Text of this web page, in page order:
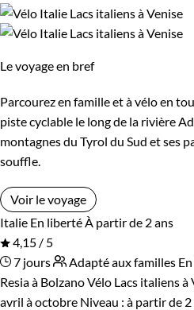
Le voyage en bref
Parcourez en famille et à vélo en
piste cyclable le long de la rivière
montagnes du Tyrol du Sud et ses
souffle.
Voir le voyage
Italie En liberté À partir de 2 ans
4,15 / 5
7 jours
Adapté aux familles
Resia à BolzanoVélo Lacs italiens à
avril à octobre Niveau : à partir de